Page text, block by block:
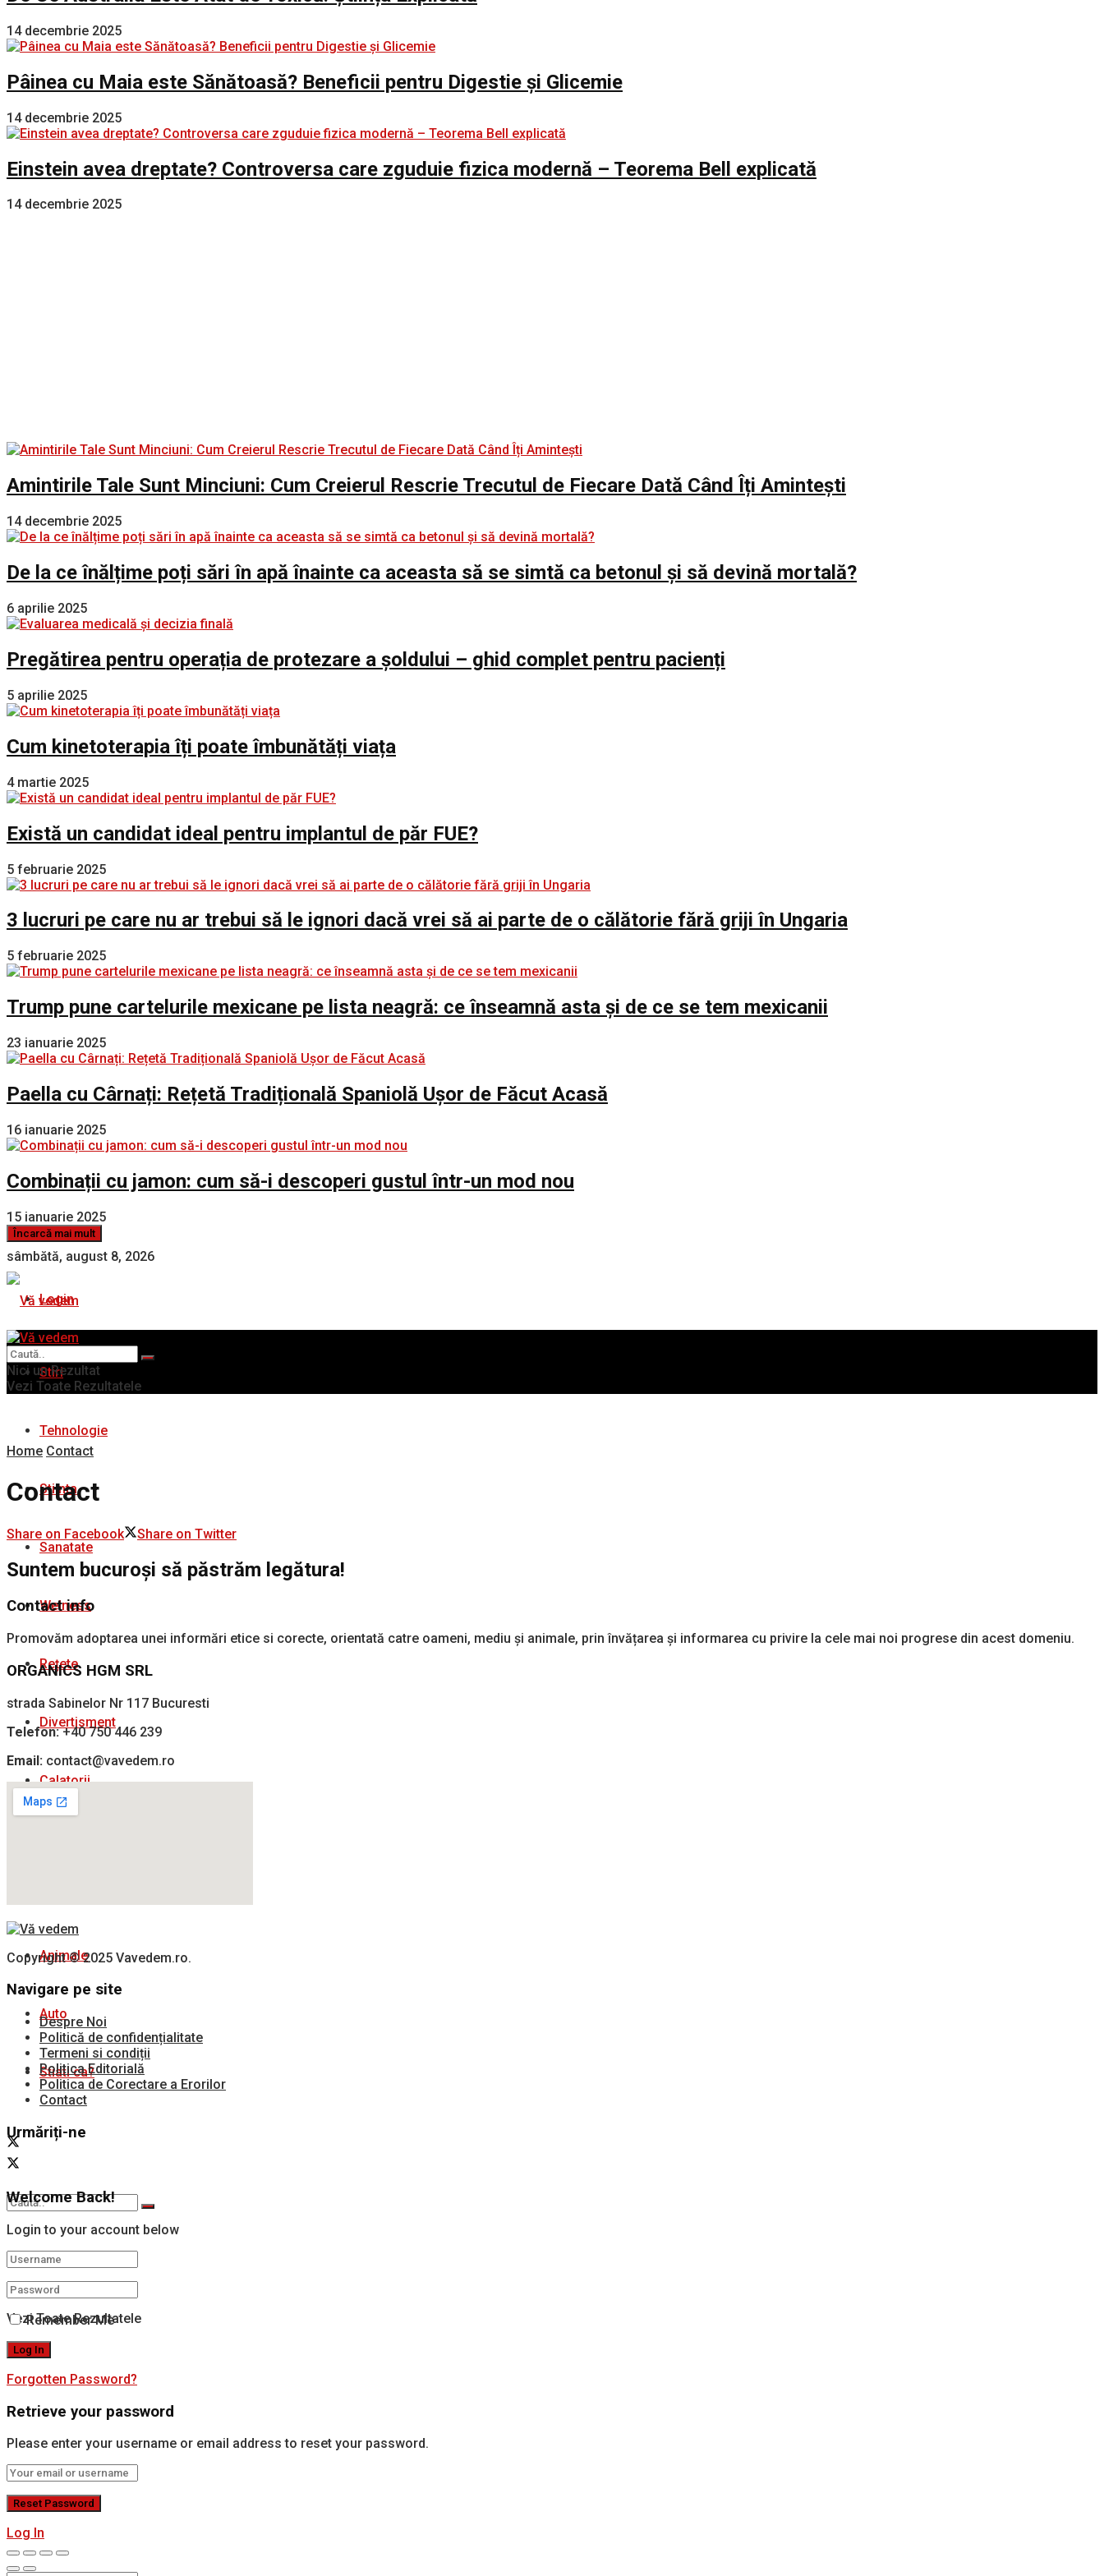
14 decembrie 2025
Pâinea cu Maia este Sănătoasă? Beneficii pentru Digestie și Glicemie
14 decembrie 2025
Einstein avea dreptate? Controversa care zguduie fizica modernă – Teorema Bell explicată
14 decembrie 2025
Amintirile Tale Sunt Minciuni: Cum Creierul Rescrie Trecutul de Fiecare Dată Când Îți Amintești
14 decembrie 2025
De la ce înălțime poți sări în apă înainte ca aceasta să se simtă ca betonul și să devină mortală?
6 aprilie 2025
Pregătirea pentru operația de protezare a șoldului – ghid complet pentru pacienți
5 aprilie 2025
Cum kinetoterapia îți poate îmbunătăți viața
4 martie 2025
Există un candidat ideal pentru implantul de păr FUE?
5 februarie 2025
3 lucruri pe care nu ar trebui să le ignori dacă vrei să ai parte de o călătorie fără griji în Ungaria
5 februarie 2025
Trump pune cartelurile mexicane pe lista neagră: ce înseamnă asta și de ce se tem mexicanii
23 ianuarie 2025
Paella cu Cârnați: Rețetă Tradițională Spaniolă Ușor de Făcut Acasă
16 ianuarie 2025
Combinații cu jamon: cum să-i descoperi gustul într-un mod nou
15 ianuarie 2025
Încarcă mai mult
sâmbătă, august 8, 2026
Login
Stiri
Tehnologie
Stiinta
Sanatate
Welness
Rețete
Divertisment
Calatorii
Animale
Auto
Stiati ca?
Nici un Rezultat
Vezi Toate Rezultatele
Nici un Rezultat
Vezi Toate Rezultatele
Home Contact
Contact
Share on Facebook Share on Twitter
Suntem bucuroși să păstrăm legătura!
Contact info
Promovăm adoptarea unei informări etice si corecte, orientată catre oameni, mediu și animale, prin învățarea și informarea cu privire la cele mai noi progrese din acest domeniu.
ORGANICS HGM SRL
strada Sabinelor Nr 117 Bucuresti
Telefon:+40 750 446 239
Email: contact@vavedem.ro
Copyright © 2025 Vavedem.ro.
Navigare pe site
Despre Noi
Politică de confidențialitate
Termeni si condiții
Politica Editorială
Politica de Corectare a Erorilor
Contact
Urmăriți-ne
Welcome Back!
Login to your account below
Remember Me
Forgotten Password?
Retrieve your password
Please enter your username or email address to reset your password.
Log In